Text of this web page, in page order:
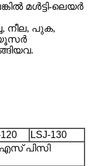
മൾട്ടി-ലെയർ
നീല, പുക,
LSJ-130
പിസി